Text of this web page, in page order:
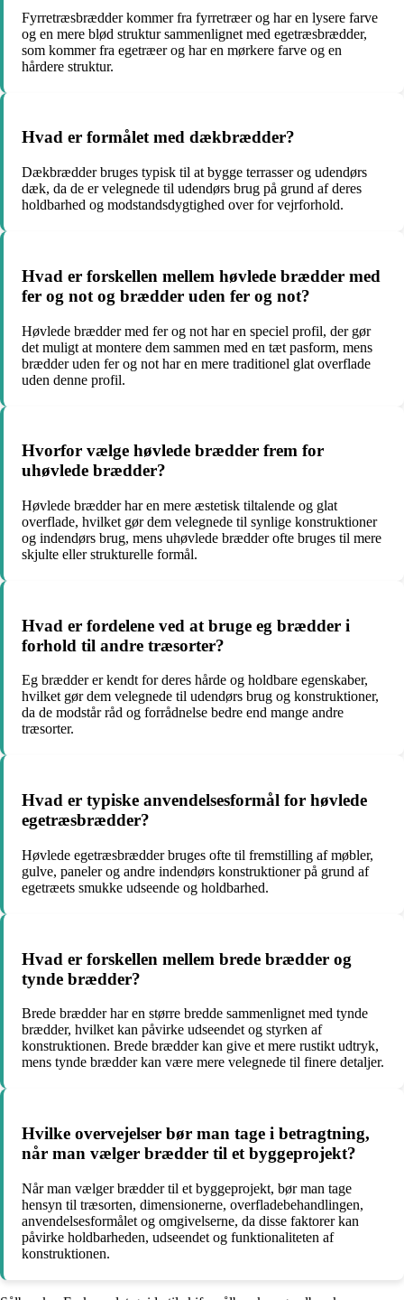
Fyrretræsbrædder kommer fra fyrretræer og har en lysere farve
og en mere blød struktur sammenlignet med egetræsbrædder,
som kommer fra egetræer og har en mørkere farve og en
hårdere struktur.
Hvad er formålet med dækbrædder?
Dækbrædder bruges typisk til at bygge terrasser og udendørs
dæk, da de er velegnede til udendørs brug på grund af deres
holdbarhed og modstandsdygtighed over for vejrforhold.
Hvad er forskellen mellem høvlede brædder med
fer og not og brædder uden fer og not?
Høvlede brædder med fer og not har en speciel profil, der gør
det muligt at montere dem sammen med en tæt pasform, mens
brædder uden fer og not har en mere traditionel glat overflade
uden denne profil.
Hvorfor vælge høvlede brædder frem for
uhøvlede brædder?
Høvlede brædder har en mere æstetisk tiltalende og glat
overflade, hvilket gør dem velegnede til synlige konstruktioner
og indendørs brug, mens uhøvlede brædder ofte bruges til mere
skjulte eller strukturelle formål.
Hvad er fordelene ved at bruge eg brædder i
forhold til andre træsorter?
Eg brædder er kendt for deres hårde og holdbare egenskaber,
hvilket gør dem velegnede til udendørs brug og konstruktioner,
da de modstår råd og forrådnelse bedre end mange andre
træsorter.
Hvad er typiske anvendelsesformål for høvlede
egetræsbrædder?
Høvlede egetræsbrædder bruges ofte til fremstilling af møbler,
gulve, paneler og andre indendørs konstruktioner på grund af
egetræets smukke udseende og holdbarhed.
Hvad er forskellen mellem brede brædder og
tynde brædder?
Brede brædder har en større bredde sammenlignet med tynde
brædder, hvilket kan påvirke udseendet og styrken af
konstruktionen. Brede brædder kan give et mere rustikt udtryk,
mens tynde brædder kan være mere velegnede til finere detaljer.
Hvilke overvejelser bør man tage i betragtning,
når man vælger brædder til et byggeprojekt?
Når man vælger brædder til et byggeprojekt, bør man tage
hensyn til træsorten, dimensionerne, overfladebehandlingen,
anvendelsesformålet og omgivelserne, da disse faktorer kan
påvirke holdbarheden, udseendet og funktionaliteten af
konstruktionen.